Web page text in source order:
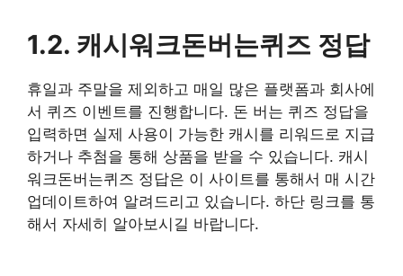
1.2. 캐시워크돈버는퀴즈 정답
휴일과 주말을 제외하고 매일 많은 플랫폼과 회사에
서 퀴즈 이벤트를 진행합니다. 돈 버는 퀴즈 정답을
입력하면 실제 사용이 가능한 캐시를 리워드로 지급
하거나 추첨을 통해 상품을 받을 수 있습니다. 캐시
워크돈버는퀴즈 정답은 이 사이트를 통해서 매 시간
업데이트하여 알려드리고 있습니다. 하단 링크를 통
해서 자세히 알아보시길 바랍니다.